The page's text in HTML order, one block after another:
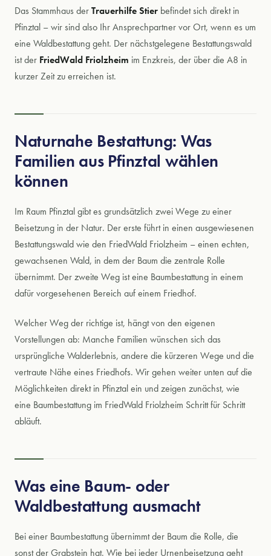
Qualität
Modern Embalming
Engagement & Sponsoring
AKTUELLES & JOBS & VIDEOS
Aktuelle Nachrichten
Magazin
Videos
Kontakt Facebook Instagram
Das Stammhaus der Trauerhilfe Stier befindet sich direkt in
Pfinztal – wir sind also Ihr Ansprechpartner vor Ort, wenn es um
eine Waldbestattung geht. Der nächstgelegene Bestattungswald
ist der FriedWald Friolzheim im Enzkreis, der über die A8 in
kurzer Zeit zu erreichen ist.
Naturnahe Bestattung: Was
Familien aus Pfinztal wählen
können
Im Raum Pfinztal gibt es grundsätzlich zwei Wege zu einer
Beisetzung in der Natur. Der erste führt in einen ausgewiesenen
Bestattungswald wie den FriedWald Friolzheim – einen echten,
gewachsenen Wald, in dem der Baum die zentrale Rolle
übernimmt. Der zweite Weg ist eine Baumbestattung in einem
dafür vorgesehenen Bereich auf einem Friedhof.
Welcher Weg der richtige ist, hängt von den eigenen
Vorstellungen ab: Manche Familien wünschen sich das
ursprüngliche Walderlebnis, andere die kürzeren Wege und die
vertraute Nähe eines Friedhofs. Wir gehen weiter unten auf die
Möglichkeiten direkt in Pfinztal ein und zeigen zunächst, wie
eine Baumbestattung im FriedWald Friolzheim Schritt für Schritt
abläuft.
Was eine Baum- oder
Waldbestattung ausmacht
Bei einer Baumbestattung übernimmt der Baum die Rolle, die
sonst der Grabstein hat. Wie bei jeder Urnenbeisetzung geht